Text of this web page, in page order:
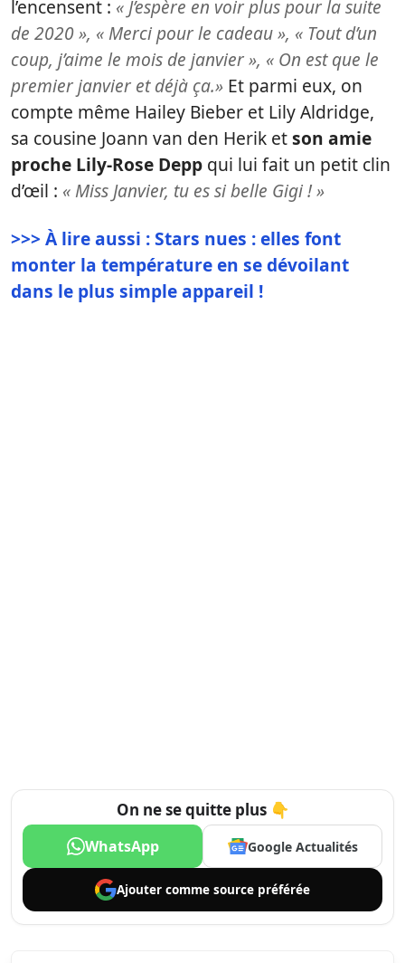
l’encensent : « J’espère en voir plus pour la suite
de 2020 », « Merci pour le cadeau », « Tout d’un
coup, j’aime le mois de janvier », « On est que le
premier janvier et déjà ça.» Et parmi eux, on
compte même Hailey Bieber et Lily Aldridge,
sa cousine Joann van den Herik etson amie
proche Lily-Rose Depp qui lui fait un petit clin
d’œil : « Miss Janvier, tu es si belle Gigi ! »
>>> À lire aussi : Stars nues : elles font
monter la température en se dévoilant
dans le plus simple appareil !
On ne se quitte plus 👇
WhatsApp Google Actualités
Ajouter comme source préférée